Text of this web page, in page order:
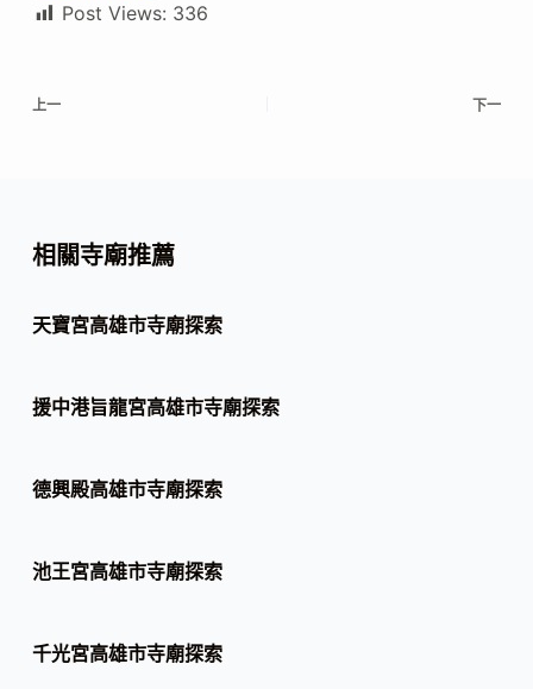
Post Views: 336
上一 下一
相關寺廟推薦
天寶宮高雄市寺廟探索
援中港旨龍宮高雄市寺廟探索
德興殿高雄市寺廟探索
池王宮高雄市寺廟探索
千光宮高雄市寺廟探索